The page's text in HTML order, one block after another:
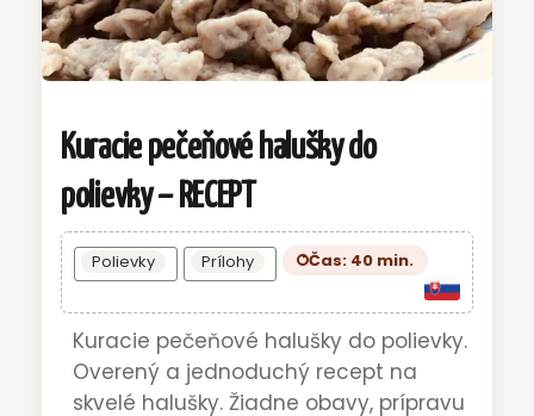
Kuracie pečeňové halušky do
polievky – RECEPT
Čas: 40 min.
Polievky Prílohy
Kuracie pečeňové halušky do polievky.
Overený a jednoduchý recept na
skvelé halušky. Žiadne obavy, prípravu